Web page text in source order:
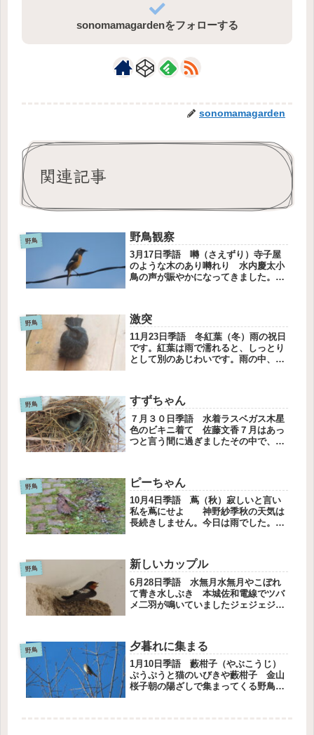
sonomamagardenをフォローする
sonomamagarden
関連記事
野鳥 野鳥観察
3月17日季語 囀（さえずり）寺子屋
のような木のあり囀れり 水内慶太小
鳥の声が賑やかになってきました。蝶
年も巣箱を使ってくれそうです。だい
ぶ古くなっているのですけど、二羽で
見...
野鳥 激突
11月23日季語 冬紅葉（冬）雨の祝日
です。紅葉は雨で濡れると、しっとり
として別のあじわいです。雨の中、カ
葉の柄の部分です。自然がつくるオブ
ジェにはいくつもの偶然があっての...
野鳥 すずちゃん
７月３０日季語 水着ラスベガス木星
色のビキニ着て 佐藤文香７月はあっ
つと言う間に過ぎましたその中で、す
に箒を立て掛けました今年もツバメは
やってきて、泥を運び始めたので箒を
再...
野鳥 ピーちゃん
10月4日季語 蔦（秋）寂しいと言い
私を蔦にせよ 神野紗季秋の天気は
長続きしません。今日は雨でした。２
ヨドリが倒れているではありません
か。ガラスにあたった音はしなかった
か...
野鳥 新しいカップル
6月28日季語 水無月水無月やこぼれ
て青き水しぶき 本城佐和電線でツバ
メ二羽が鳴いていましたジェジェジェ
ました二羽でどこかに巣を作ろうと相
談しているらしいここはすべるか
ら、...
野鳥 夕暮れに集まる
1月10日季語 藪柑子（やぶこうじ）
ぷうぷうと猫のいびきや藪柑子 金山
桜子朝の陽ざしで集まってくる野鳥。